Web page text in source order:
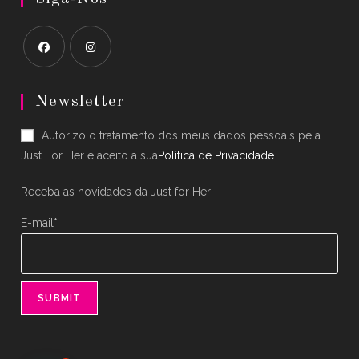
in
new
tab
in
new
tab
Newsletter
Autorizo o tratamento dos meus dados pessoais pela
Just For Her e aceito a suaPolítica de Privacidade.
Receba as novidades da Just for Her!
E-mail*